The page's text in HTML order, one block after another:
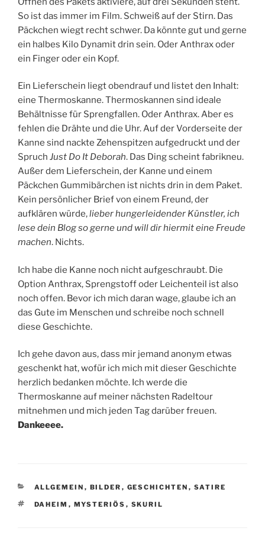
So ist das immer im Film. Schweiß auf der Stirn. Das
Päckchen wiegt recht schwer. Da könnte gut und gerne
ein halbes Kilo Dynamit drin sein. Oder Anthrax oder
ein Finger oder ein Kopf.
Ein Lieferschein liegt obendrauf und listet den Inhalt:
eine Thermoskanne. Thermoskannen sind ideale
Behältnisse für Sprengfallen. Oder Anthrax. Aber es
fehlen die Drähte und die Uhr. Auf der Vorderseite der
Kanne sind nackte Zehenspitzen aufgedruckt und der
Spruch Just Do It Deborah. Das Ding scheint fabrikneu.
Außer dem Lieferschein, der Kanne und einem
Päckchen Gummibärchen ist nichts drin in dem Paket.
Kein persönlicher Brief von einem Freund, der
aufklären würde,lieber hungerleidender Künstler, ich
lese dein Blog so gerne und will dir hiermit eine Freude
machen. Nichts.
Ich habe die Kanne noch nicht aufgeschraubt. Die
Option Anthrax, Sprengstoff oder Leichenteil ist also
noch offen. Bevor ich mich daran wage, glaube ich an
das Gute im Menschen und schreibe noch schnell
diese Geschichte.
Ich gehe davon aus, dass mir jemand anonym etwas
geschenkt hat, wofür ich mich mit dieser Geschichte
herzlich bedanken möchte. Ich werde die
Thermoskanne auf meiner nächsten Radeltour
mitnehmen und mich jeden Tag darüber freuen.
Dankeeee.
KATEGORIEN
ALLGEMEIN , BILDER , GESCHICHTEN , SATIRE
SCHLAGWÖRTER
DAHEIM , MYSTERIÖS , SKURIL